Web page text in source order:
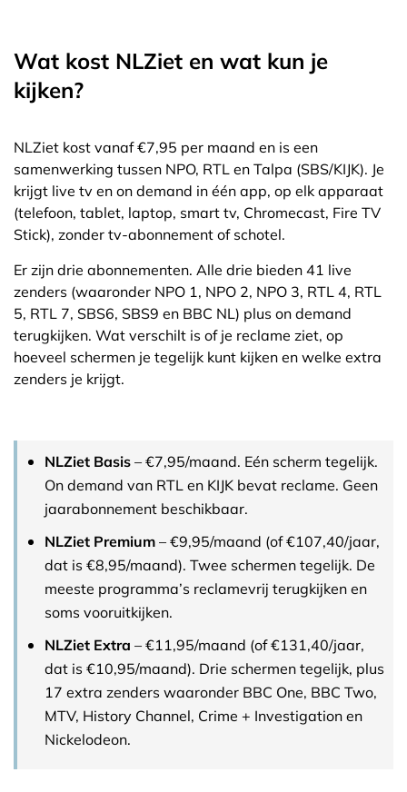
Wat kost NLZiet en wat kun je
kijken?
NLZiet kost vanaf €7,95 per maand en is een
samenwerking tussen NPO, RTL en Talpa (SBS/KIJK). Je
krijgt live tv en on demand in één app, op elk apparaat
(telefoon, tablet, laptop, smart tv, Chromecast, Fire TV
Stick), zonder tv-abonnement of schotel.
Er zijn drie abonnementen. Alle drie bieden 41 live
zenders (waaronder NPO 1, NPO 2, NPO 3, RTL 4, RTL
5, RTL 7, SBS6, SBS9 en BBC NL) plus on demand
terugkijken. Wat verschilt is of je reclame ziet, op
hoeveel schermen je tegelijk kunt kijken en welke extra
zenders je krijgt.
NLZiet Basis– €7,95/maand. Eén scherm tegelijk.
On demand van RTL en KIJK bevat reclame. Geen
jaarabonnement beschikbaar.
NLZiet Premium– €9,95/maand (of €107,40/jaar,
dat is €8,95/maand). Twee schermen tegelijk. De
meeste programma’s reclamevrij terugkijken en
soms vooruitkijken.
NLZiet Extra – €11,95/maand (of €131,40/jaar,
dat is €10,95/maand). Drie schermen tegelijk, plus
17 extra zenders waaronder BBC One, BBC Two,
MTV, History Channel, Crime + Investigation en
Nickelodeon.